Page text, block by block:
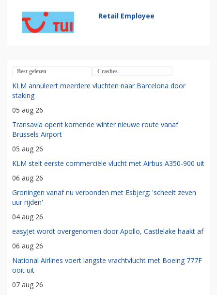
Retail Employee
Best gelezen Crashes
KLM annuleert meerdere vluchten naar Barcelona door
staking
05 aug 26
Transavia opent komende winter nieuwe route vanaf
Brussels Airport
05 aug 26
KLM stelt eerste commerciële vlucht met Airbus A350-900 uit
06 aug 26
Groningen vanaf nu verbonden met Esbjerg: 'scheelt zeven
uur rijden'
04 aug 26
easyJet wordt overgenomen door Apollo, Castlelake haakt af
06 aug 26
National Airlines voert langste vrachtvlucht met Boeing 777F
ooit uit
07 aug 26